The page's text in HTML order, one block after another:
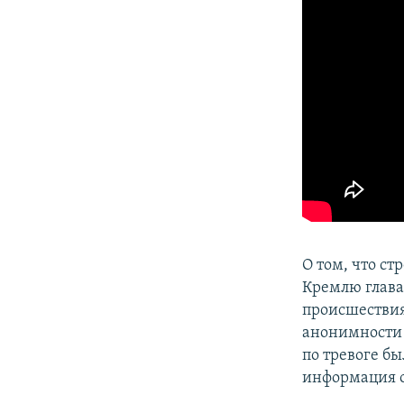
О том, что
Кремлю
анонимности
по тревоге
информация